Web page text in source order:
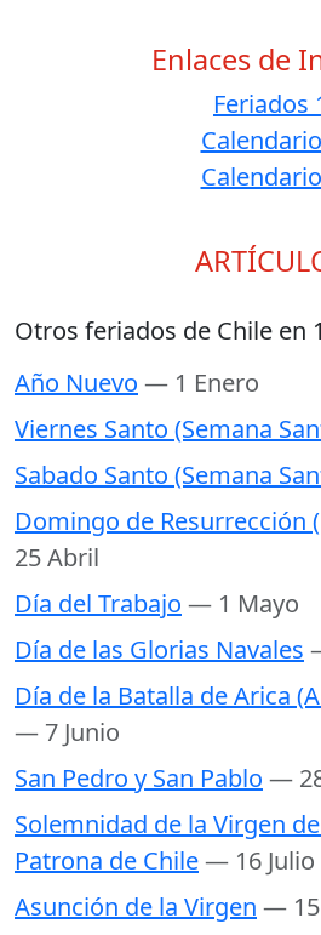
Enlaces de
Feriados
Otros feriados de Chile en
Año Nuevo — 1 Enero
Viernes Santo (Semana
Sabado Santo (Semana
Domingo de Resurrección
25 Abril
Día del Trabajo — 1 Mayo
Día de las Glorias Navales
Día de la Batalla de Arica
— 7 Junio
San Pedro y San Pablo —
Solemnidad de la Virgen
Patrona de Chile— 16 Julio
Asunción de la Virgen —